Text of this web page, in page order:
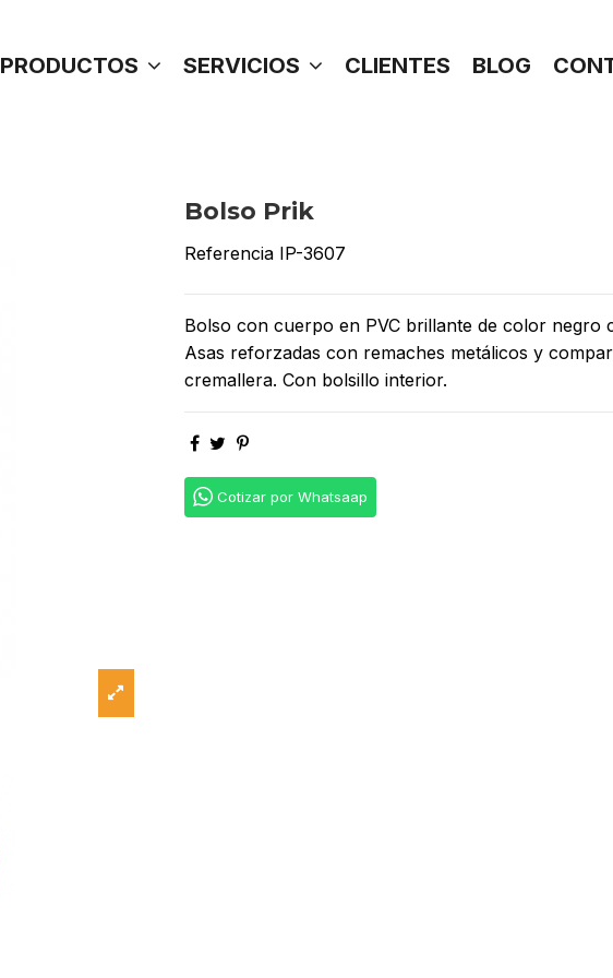
PRODUCTOS SERVICIOS CLIENTES BLOG
Bolso Prik
Referencia IP-3607
Bolso con cuerpo en PVC brillante de color negro
Asas reforzadas con remaches metálicos y
cremallera. Con bolsillo interior.
Cotizar por Whatsaap